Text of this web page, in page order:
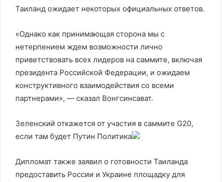
Таиланд ожидает некоторых официальных ответов.
«Однако как принимающая сторона мы с
нетерпением ждем возможности лично
приветствовать всех лидеров на саммите, включая
президента Российской Федерации, и ожидаем
конструктивного взаимодействия со всеми
партнерами», — сказал Вонгсинсават.
Зеленский откажется от участия в саммите G20,
если там будет Путин Политика
Дипломат также заявил о готовности Таиланда
предоставить России и Украине площадку для